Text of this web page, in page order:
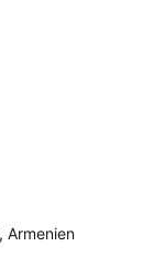
Armenien